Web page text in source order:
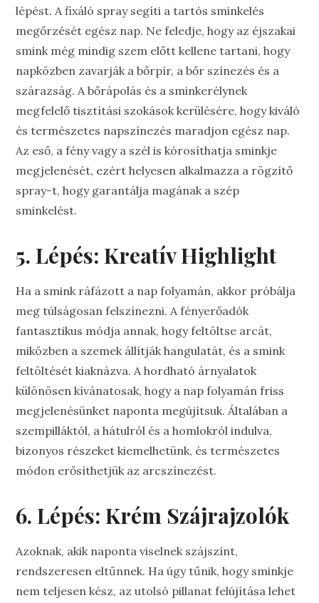
lépést. A fixáló spray segíti a tartós sminkelés
megőrzését egész nap. Ne feledje, hogy az éjszakai
smink még mindig szem előtt kellene tartani, hogy
napközben zavarják a bőrpír, a bőr színezés és a
szárazság. A bőrápolás és a sminkerélynek
megfelelő tisztítási szokások kerülésére, hogy kiváló
és természetes napszínezés maradjon egész nap.
Az eső, a fény vagy a szél is kórosíthatja sminkje
megjelenését, ezért helyesen alkalmazza a rögzítő
spray-t, hogy garantálja magának a szép
sminkelést.
5. Lépés: Kreatív Highlight
Ha a smink ráfázott a nap folyamán, akkor próbálja
meg túlságosan felszínezni. A fényerőadók
fantasztikus módja annak, hogy feltöltse arcát,
miközben a szemek állítják hangulatát, és a smink
feltöltését kiaknázva. A hordható árnyalatok
különösen kívánatosak, hogy a nap folyamán friss
megjelenésünket naponta megújítsuk. Általában a
szempilláktól, a hátulról és a homlokról indulva,
bizonyos részeket kiemelhetünk, és természetes
módon erősíthetjük az arcszínezést.
6. Lépés: Krém Szájrajzolók
Azoknak, akik naponta viselnek szájszínt,
rendszeresen eltűnnek. Ha úgy tűnik, hogy sminkje
nem teljesen kész, az utolsó pillanat felújítása lehet